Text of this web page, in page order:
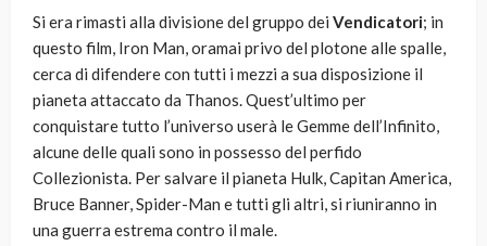
Si era rimasti alla divisione del gruppo dei Vendicatori; in
questo film, Iron Man, oramai privo del plotone alle spalle,
cerca di difendere con tutti i mezzi a sua disposizione il
pianeta attaccato da Thanos. Quest’ultimo per
conquistare tutto l’universo userà le Gemme dell’Infinito,
alcune delle quali sono in possesso del perfido
Collezionista. Per salvare il pianeta Hulk, Capitan America,
Bruce Banner, Spider-Man e tutti gli altri, si riuniranno in
una guerra estrema contro il male.